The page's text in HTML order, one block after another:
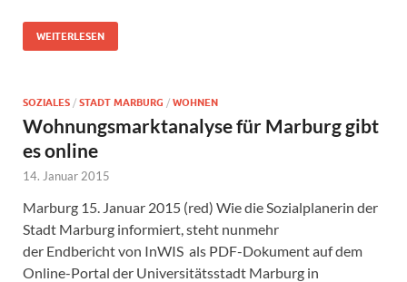
WEITERLESEN
SOZIALES / STADT MARBURG / WOHNEN
Wohnungsmarktanalyse für Marburg gibt
es online
14. Januar 2015
Marburg 15. Januar 2015 (red) Wie die Sozialplanerin der
Stadt Marburg informiert, steht nunmehr
der Endbericht von InWIS als PDF-Dokument auf dem
Online-Portal der Universitätsstadt Marburg in